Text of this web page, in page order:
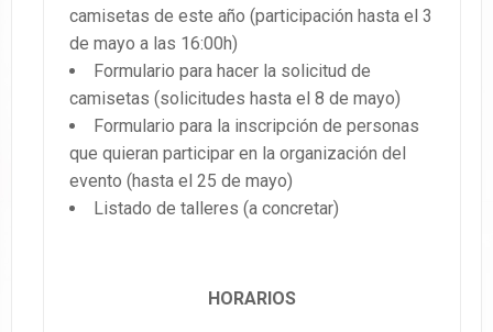
camisetas de este año (participación hasta el 3
de mayo a las 16:00h)
Formulario para hacer la solicitud de
camisetas (solicitudes hasta el 8 de mayo)
Formulario para la inscripción de personas
que quieran participar en la organización del
evento (hasta el 25 de mayo)
Listado de talleres (a concretar)
HORARIOS